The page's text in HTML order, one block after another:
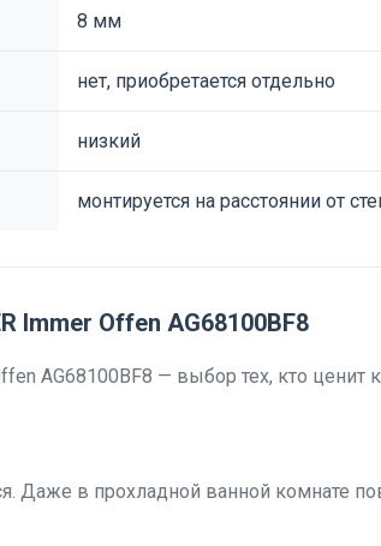
8 мм
нет, приобретается отдельно
низкий
монтируется на расстоянии от
Immer Offen AG68100BF8
AG68100BF8 — выбор тех, кто
Даже в прохладной ванной комнате